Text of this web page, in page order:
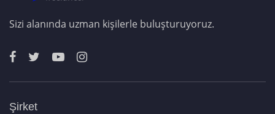
Sizi alanında uzman kişilerle buluşturuyoruz.
Şirket